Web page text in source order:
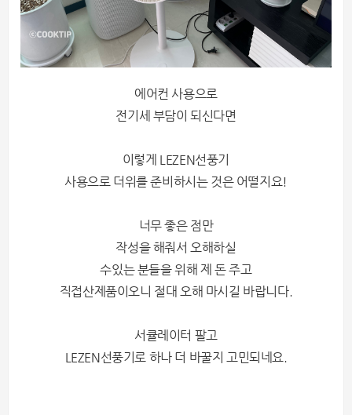
에어컨 사용으로
전기세 부담이 되신다면
이렇게 LEZEN선풍기
사용으로 더위를 준비하시는 것은 어떨지요!
너무 좋은 점만
작성을 해줘서 오해하실
수있는 분들을 위해 제 돈 주고
직접산제품이오니 절대 오해 마시길 바랍니다.
서큘레이터 팔고
LEZEN선풍기로 하나 더 바꿀지 고민되네요.